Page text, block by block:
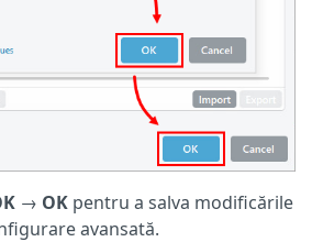
→ OK pentru a salva modificările
avansată.